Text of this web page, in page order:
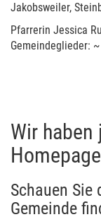
Jakobsweiler,
Pfarrerin Jessica
Gemeindeglieder:
Wir
Schauen Sie
Gemeinde